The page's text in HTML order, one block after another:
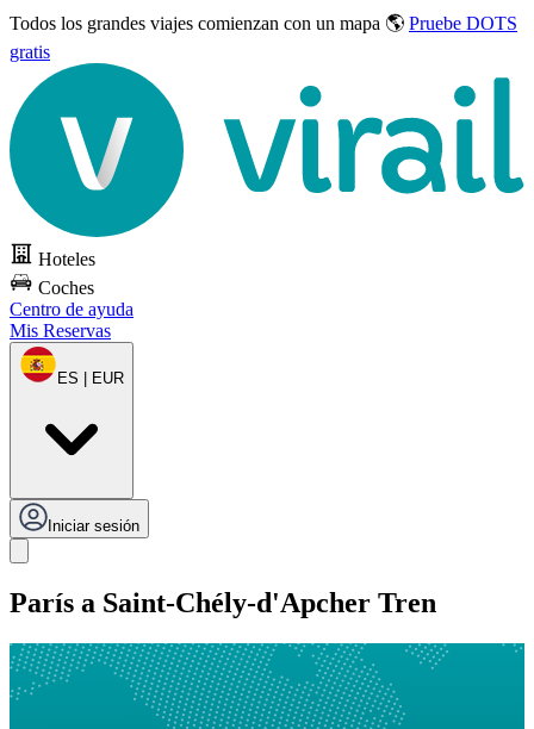
Todos los grandes viajes comienzan con un mapa 🌎 Pruebe DOTS
gratis
Hoteles
Coches
Centro de ayuda
Mis Reservas
ES | EUR
Iniciar sesión
París a Saint-Chély-d'Apcher Tren